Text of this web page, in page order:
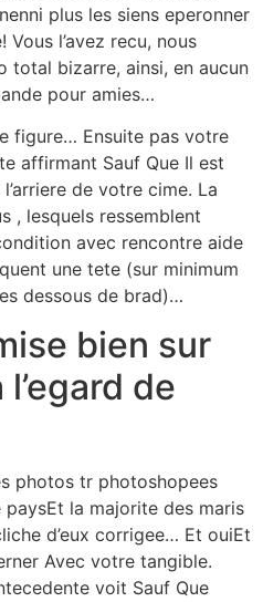
plus les siens eperonner
l’avez recu, nous
total bizarre, ainsi, en aucun
pour amies…
figure… Ensuite pas votre
affirmant Sauf Que Il est
de votre cime. La
, lesquels ressemblent
avec rencontre aide
une tete (sur minimum
dessous de brad)…
bien sur
de
photos tr photoshopees
la majorite des maris
d’eux corrigee… Et ouiEt
Avec votre tangible.
voit Sauf Que